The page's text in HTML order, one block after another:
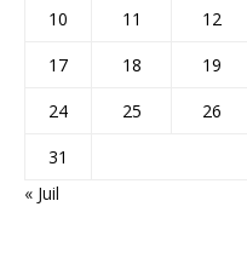
10
11 12
17
18 19
24
25 26
31
« Juil